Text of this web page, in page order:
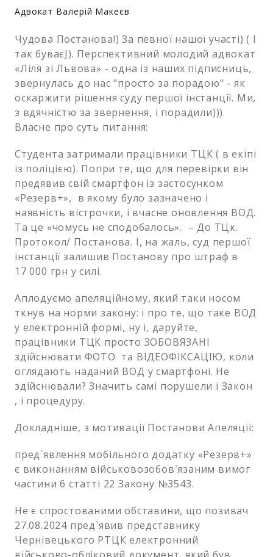
Адвокат Валерій Макеєв
Чудова Постанова!) За певної нашої участі) ( І
так буваєJ). Перспективний молодий адвокат
«Ліля зі Львова» - одна із наших підписниць,
звернулась до нас "просто за порадою" - як
оскаржити рішення суду першої інстанції. Ми,
з вдячністю за звернення, і порадили))).
Власне про суть питання:
Студента затримали працівники ТЦК ( в екіпі
із поліцією). Попри те, що для перевірки він
предявив свій смартфон із застосунком
«Резерв+», в якому було зазначено і
наявність вістрочки, і вчасне оновлення ВОД.
Та це «чомусь не сподобалось». – До ТЦк.
Протокол/ Постанова. І, на жаль, суд першої
інстанції залишив Постанову про штраф в
17 000 грн у силі.
Аплодуємо апеляційному, який таки носом
ткнув на норми закону: і про те, що таке ВОД
у електронній формі, ну і, даруйте,
працівники ТЦК просто ЗОБОВЯЗАНІ
здійснювати ФОТО та ВІДЕОФІКСАЦІЮ, коли
оглядають наданий ВОД у смартфоні. Не
здійснювали? Значить самі порушели і Закон
, і процедуру.
Докладніше, з мотивації Постанови Апеляції:
пред`явлення мобільного додатку «Резерв+»
є виконанням військовозобов`язаним вимог
частини 6 статті 22 Закону №3543.
Не є спростованими обставини, що позивач
27.08.2024 пред`явив представнику
Чернівецького РТЦК електронний